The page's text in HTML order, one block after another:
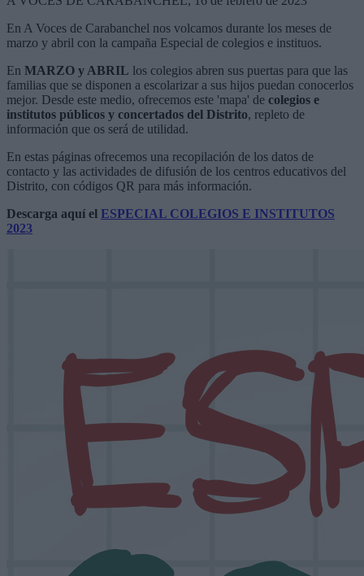
En A Voces de Carabanchel nos volcamos durante los meses de
marzo y abril con la campaña Especial de colegios e instituos.
En MARZO y ABRIL los colegios abren sus puertas para que las
familias que se disponen a escolarizar a sus hijos puedan conocerlos
mejor. Desde este medio, ofrecemos este 'mapa' de colegios e
institutos públicos y concertados del Distrito, repleto de
información que os será de utilidad.
En estas páginas ofrecemos una recopilación de los datos de
contacto y las actividades de difusión de los centros educativos del
Distrito, con códigos QR para más información.
Descarga aquí el ESPECIAL COLEGIOS E INSTITUTOS
2023